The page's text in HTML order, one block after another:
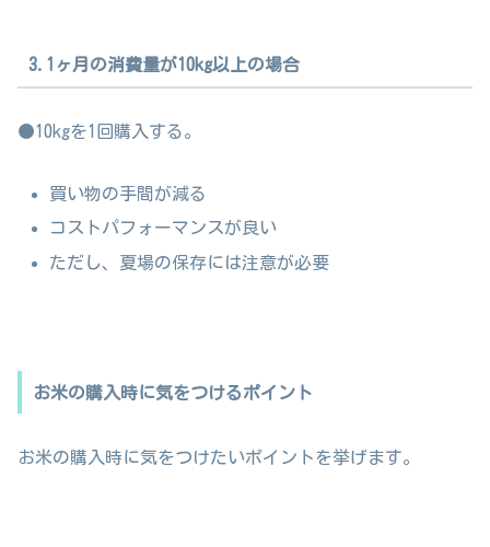
3.1ヶ月の消費量が10kg以上の場合
●10kgを1回購入する。
買い物の手間が減る
コストパフォーマンスが良い
ただし、夏場の保存には注意が必要
お米の購入時に気をつけるポイント
お米の購入時に気をつけたいポイントを挙げます。